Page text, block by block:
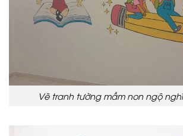
Vẽ tranh tường mầm non ngộ